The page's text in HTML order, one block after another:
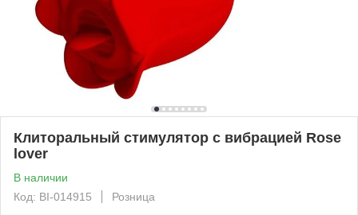
Клиторальный стимулятор с вибрацией Rose
lover
В наличии
Код: BI-014915
Розница